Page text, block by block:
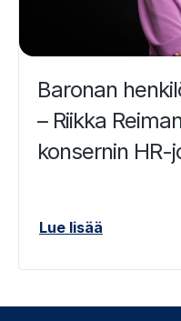
Baronan
– Riikka
konsernin HR-
Lue lisää